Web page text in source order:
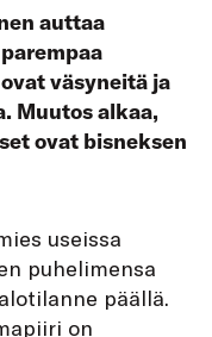
auttaa
väsyneitä ja
Muutos alkaa,
ovat bisneksen
useissa
puhelimensa
päällä.
on